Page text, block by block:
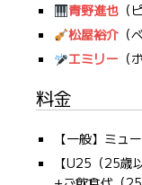
青野進也（
松屋裕介（
エミリー （
料金
【一般】ミュ
【U25（25歳